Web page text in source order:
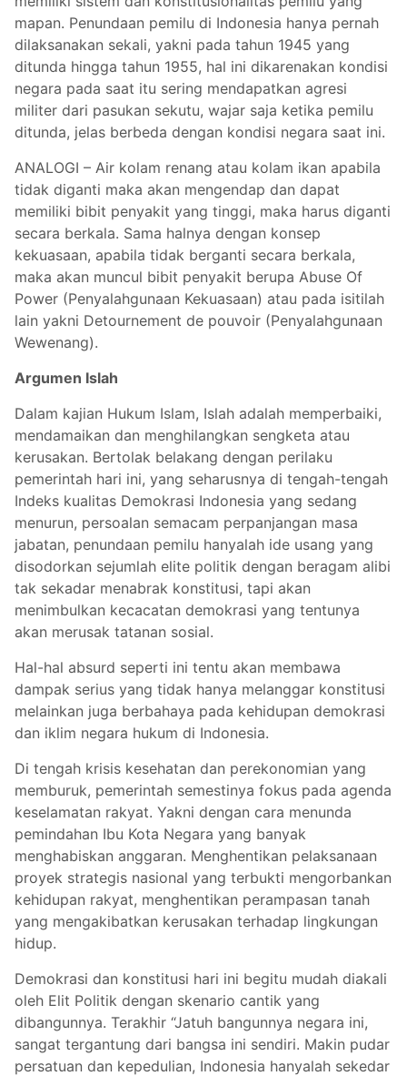
mapan. Penundaan pemilu di Indonesia hanya pernah
dilaksanakan sekali, yakni pada tahun 1945 yang
ditunda hingga tahun 1955, hal ini dikarenakan kondisi
negara pada saat itu sering mendapatkan agresi
militer dari pasukan sekutu, wajar saja ketika pemilu
ditunda, jelas berbeda dengan kondisi negara saat ini.
ANALOGI – Air kolam renang atau kolam ikan apabila
tidak diganti maka akan mengendap dan dapat
memiliki bibit penyakit yang tinggi, maka harus diganti
secara berkala. Sama halnya dengan konsep
kekuasaan, apabila tidak berganti secara berkala,
maka akan muncul bibit penyakit berupa Abuse Of
Power (Penyalahgunaan Kekuasaan) atau pada isitilah
lain yakni Detournement de pouvoir (Penyalahgunaan
Wewenang).
Argumen Islah
Dalam kajian Hukum Islam, Islah adalah memperbaiki,
mendamaikan dan menghilangkan sengketa atau
kerusakan. Bertolak belakang dengan perilaku
pemerintah hari ini, yang seharusnya di tengah-tengah
Indeks kualitas Demokrasi Indonesia yang sedang
menurun, persoalan semacam perpanjangan masa
jabatan, penundaan pemilu hanyalah ide usang yang
disodorkan sejumlah elite politik dengan beragam alibi
tak sekadar menabrak konstitusi, tapi akan
menimbulkan kecacatan demokrasi yang tentunya
akan merusak tatanan sosial.
Hal-hal absurd seperti ini tentu akan membawa
dampak serius yang tidak hanya melanggar konstitusi
melainkan juga berbahaya pada kehidupan demokrasi
dan iklim negara hukum di Indonesia.
Di tengah krisis kesehatan dan perekonomian yang
memburuk, pemerintah semestinya fokus pada agenda
keselamatan rakyat. Yakni dengan cara menunda
pemindahan Ibu Kota Negara yang banyak
menghabiskan anggaran. Menghentikan pelaksanaan
proyek strategis nasional yang terbukti mengorbankan
kehidupan rakyat, menghentikan perampasan tanah
yang mengakibatkan kerusakan terhadap lingkungan
hidup.
Demokrasi dan konstitusi hari ini begitu mudah diakali
oleh Elit Politik dengan skenario cantik yang
dibangunnya. Terakhir “Jatuh bangunnya negara ini,
sangat tergantung dari bangsa ini sendiri. Makin pudar
persatuan dan kepedulian, Indonesia hanyalah sekedar